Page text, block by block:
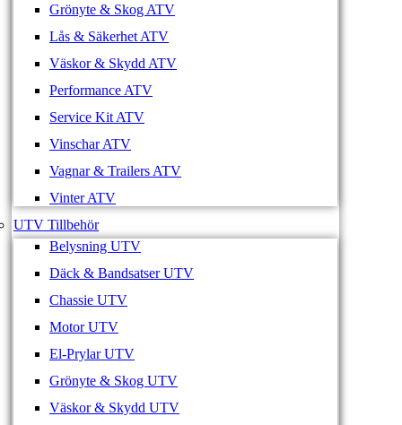
Grönyte & Skog ATV
Lås & Säkerhet ATV
Väskor & Skydd ATV
Performance ATV
Service Kit ATV
Vinschar ATV
Vagnar & Trailers ATV
Vinter ATV
UTV Tillbehör
Belysning UTV
Däck & Bandsatser UTV
Chassie UTV
Motor UTV
El-Prylar UTV
Grönyte & Skog UTV
Väskor & Skydd UTV